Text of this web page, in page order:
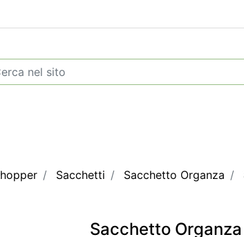
Sacchetti Sacchetto Organza
Sacchetto